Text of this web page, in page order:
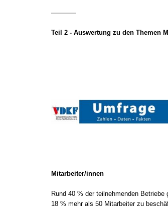
Teil 2 - Auswertung zu den Themen
Mitarbeiter/innen
Rund 40 % der teilnehmenden
18 % mehr als 50 Mitarbeiter zu